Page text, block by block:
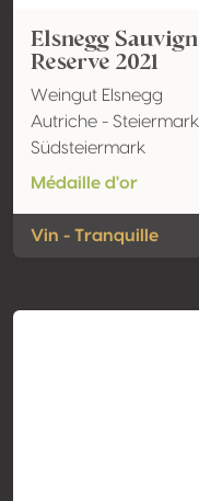
Elsnegg
Reserve 2021
Weingut Elsnegg
Autriche - Steiermark
Südsteiermark
Médaille d'or
Vin - Tranquille